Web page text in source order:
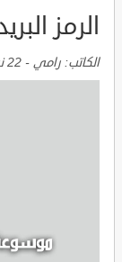
الرمز
الكاتب: رامي - 22 نوفمبر, 2023